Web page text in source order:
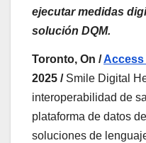
ejecutar medidas
solución DQM.
Toronto, On /Access
2025 / Smile Digital
interoperabilidad de
plataforma de datos
soluciones de